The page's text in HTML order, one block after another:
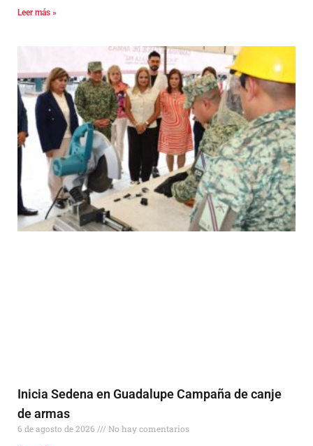
Leer más »
Inicia Sedena en Guadalupe Campaña de canje
de armas
6 de agosto de 2026 No hay comentarios